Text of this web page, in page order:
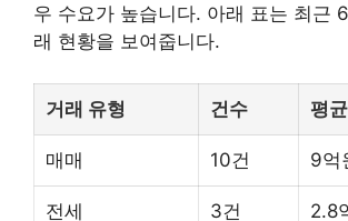
우 수요가 높습니다. 아래 표는 최근
래 현황을 보여줍니다.
거래 유형 건수 평
매매 10건 9억
전세 3건 2.8